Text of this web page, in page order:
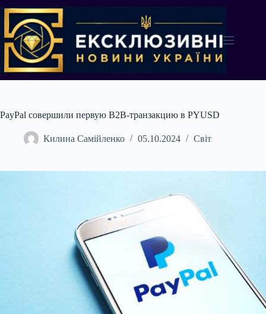
до
вмісту
PayPal совершили первую B2B-транзакцию в PYUSD
Килина Самійленко 05.10.2024 Світ